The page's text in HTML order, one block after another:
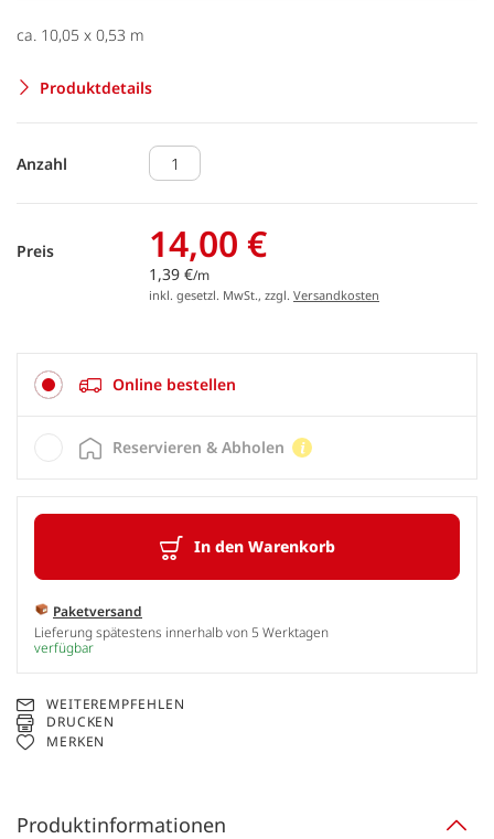
ca. 10,05 x 0,53 m
Produktdetails
Anzahl
Preis 14,00 €
1,39 €/m
inkl. gesetzl. MwSt., zzgl. Versandkosten
Online bestellen
In den Warenkorb
Paketversand
Lieferung spätestens innerhalb von 5 Werktagen
verfügbar
Reservieren & Abholen
WEITEREMPFEHLEN
DRUCKEN
MERKEN
Produktinformationen